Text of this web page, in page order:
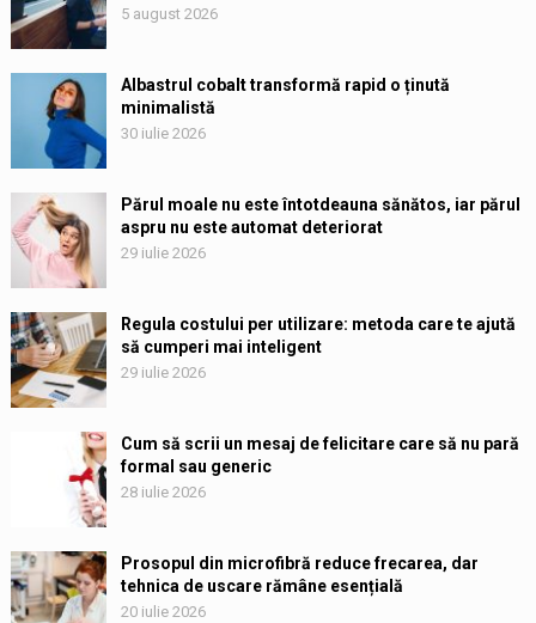
5 august 2026
Albastrul cobalt transformă rapid o ținută
minimalistă
30 iulie 2026
Părul moale nu este întotdeauna sănătos, iar părul
aspru nu este automat deteriorat
29 iulie 2026
Regula costului per utilizare: metoda care te ajută
să cumperi mai inteligent
29 iulie 2026
Cum să scrii un mesaj de felicitare care să nu pară
formal sau generic
28 iulie 2026
Prosopul din microfibră reduce frecarea, dar
tehnica de uscare rămâne esențială
20 iulie 2026